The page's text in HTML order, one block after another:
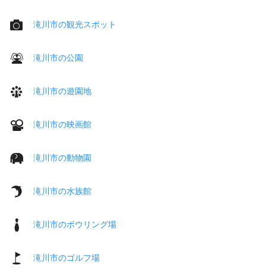
滝川市の観光スポット
滝川市の公園
滝川市の遊園地
滝川市の映画館
滝川市の動物園
滝川市の水族館
滝川市のボウリング場
滝川市のゴルフ場